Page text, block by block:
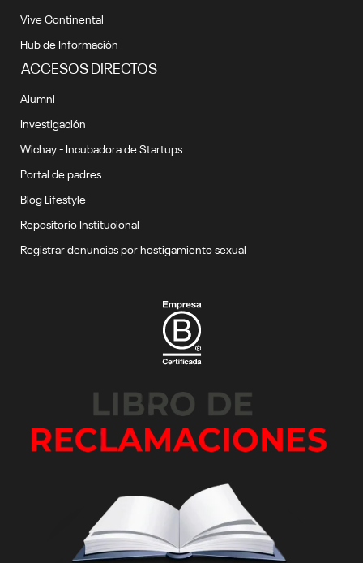
Vive Continental
Hub de Información
ACCESOS DIRECTOS
Alumni
Investigación
Wichay - Incubadora de Startups
Portal de padres
Blog Lifestyle
Repositorio Institucional
Registrar denuncias por hostigamiento sexual